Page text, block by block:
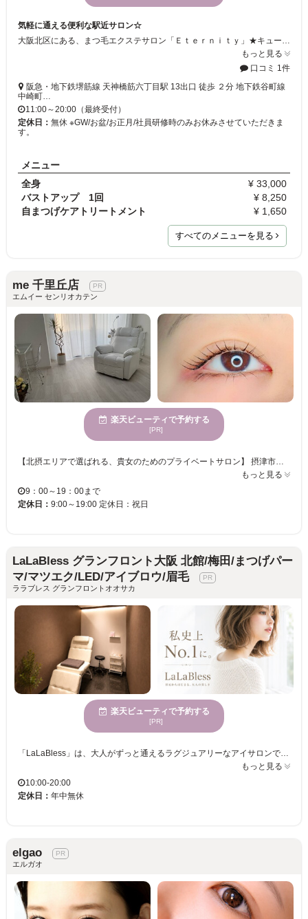
気軽に通える便利な駅近サロン☆
大阪北区にある、まつ毛エクステサロン「Ｅｔｅｒｎｉｔｙ」★キュート系からゴージャス系まで、お客様好みの目元を演出いたします！！朝のメイクも楽々♪なのにいつもより印象的に仕上がりますよ♪ぜひ、一度お試し下さい！！
もっと見る
口コミ 1件
阪急・地下鉄堺筋線 天神橋筋六丁目駅 13出口 徒歩 ２分 地下鉄谷町線
中崎町…
11:00～20:00（最終受付）
定休日： 無休 ※GW/お盆/お正月/社員研修時のみお休みさせていただきま
す。
メニュー
全身
¥ 33,000
バストアップ 1回
¥ 8,250
自まつげケアトリートメント
¥ 1,650
すべてのメニューを見る
me 千里丘店
エムイー センリオカテン
楽天ビューティで予約する
[PR]
【北摂エリアで選ばれる、貴女のためのプライベートサロン】 摂津市・吹田・茨木・高槻・岸辺エリアから好アクセス。 「自分に似合うデザインがわからない」「すぐ取れてしまう」そんなお悩みはありませんか？ ■当サロンのこだわり 1. 圧倒的な高持続と軽さ フラットラッシュや最新のLEDマツエクを導入。付けていることを忘れるほどの軽さと、忙しいママさんにも嬉しい「持ちの良さ」を実現します。 2. 黄金比を叶える似合わせデザイン パリジェンヌラッシュリフトやまつげパーマ（上下）で、瞳を一番美しく見せる角度を提案。アイブロウ（眉・まゆ）メニューとのセットで、お顔全体の清潔感を一気に引き上げます。 3. 安心の完全個室 ベビーカー入店もOK！周りを気にせず、ラッシュアディクトやエグータムでの美容液ケア相談も可能です。 ボリュームラッシュ、シングル、束感まつ毛、韓国風デザインまで幅広く対応。丁寧なカウンセリングで、理想以上の目元をお約束します。
もっと見る
9：00～19：00まで
定休日： 9:00～19:00 定休日：祝日
LaLaBless グランフロント大阪 北館/梅田/まつげパー
マ/マツエク/LED/アイブロウ/眉毛
ララブレス グランフロントオオサカ
楽天ビューティで予約する
[PR]
「LaLaBless」は、大人がずっと通えるラグジュアリーなアイサロンです。シティライフの喧騒を忘れさせる全8室の完全個室では柔らかな間接照明と音楽に包まれ、他のお客様を気にすることなく自分だけの贅沢な時間に浸っていただけます。 私たちのこだわりは、使用するすべての商材に一切の妥協を許さないこと。扱うのは選び抜かれた最高級商材ばかり。そこに、ヘアサロンで培われた高いホスピタリティと高度なデザイン力が融合し、大人の女性にふさわしい「究極の似合わせ」を実現します。 パリジェンヌや韓国風デザイン、最新技術によるボリュームアップなど、LED施術など、熟練のアイリストがあなたの理想を丁寧に形にします。高品質な商材と心までほどける静寂の空間で、瞳の個性が輝き出す満足感をお約束いたします。 当店は会計をスマートにし、お客様と向き合う時間を大切にするため、キャッシュレス決済(現金不可です)を導入しています。ご理解ご協力をお願いします。
もっと見る
10:00-20:00
定休日： 年中無休
elgao
エルガオ